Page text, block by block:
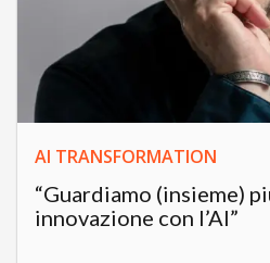
AI TRANSFORMATION
“Guardiamo (insieme)
innovazione con l’AI”